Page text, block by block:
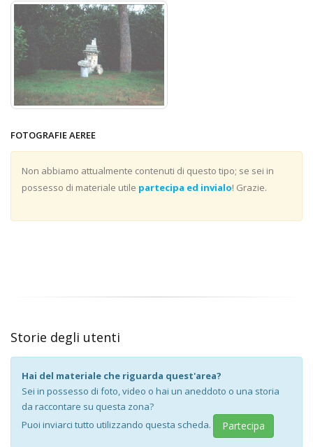
FOTOGRAFIE AEREE
Non abbiamo attualmente contenuti di questo tipo; se sei in
possesso di materiale utile partecipa ed invialo! Grazie.
Storie degli utenti
Hai del materiale che riguarda quest'area?
Sei in possesso di foto, video o hai un aneddoto o una storia
da raccontare su questa zona?
Puoi inviarci tutto utilizzando questa scheda.
Partecipa